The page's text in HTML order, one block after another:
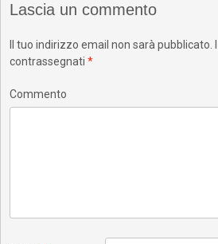
Lascia un commento
Il tuo indirizzo email non sarà pubblicato.
contrassegnati*
Commento